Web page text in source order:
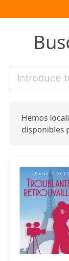
Hemos
disponibles